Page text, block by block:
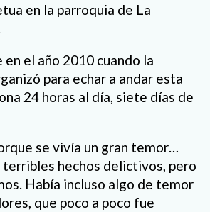
en la parroquia de La
el año 2010 cuando la
para echar a andar esta
24 horas al día, siete días de
se vivía un gran temor…
hechos delictivos, pero
Había incluso algo de temor
que poco a poco fue